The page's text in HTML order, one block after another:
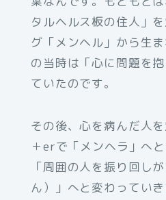
タルヘルス板の住人」
グ「メンヘル」から生
の当時は「心に問題を
ていたのです。
その後、心を病んだ人
＋erで「メンヘラ」へ
「周囲の人を振り回し
ん）」へと変わっていき